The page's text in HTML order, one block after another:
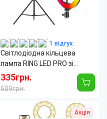
1 відгук
Світлодіодна кільцева
лампа RING LED PRO зі
штативом 2 метри, 26 см,
1000 люменів, 5500 К, RGB
кольору
335грн.
609грн.
RGB
(разноцветный)
Акція